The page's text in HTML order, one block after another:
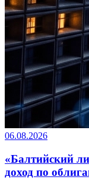
06.08.2026
«Балтийский
доход по